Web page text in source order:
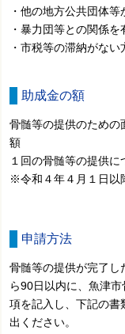
・他の地方公共団体
・暴力団等との関係
・市税等の滞納がない
助成金の額
骨髄等の提供のための
額
１回の骨髄等の提供に
※令和４年４月１日以
申請方法
骨髄等の提供が完了し
ら90日以内に、魚津
項を記入し、下記の書
出ください。